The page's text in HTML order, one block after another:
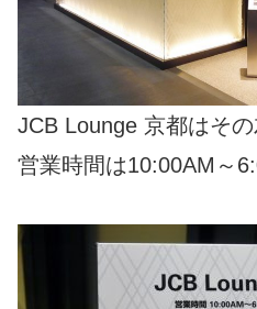
JCB Lounge 京都はその
営業時間は10:00AM～